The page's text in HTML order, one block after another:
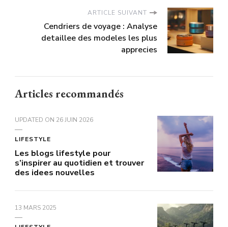
ARTICLE SUIVANT
Cendriers de voyage : Analyse
detaillee des modeles les plus
apprecies
Articles recommandés
UPDATED ON 26 JUIN 2026
LIFESTYLE
Les blogs lifestyle pour
s’inspirer au quotidien et trouver
des idees nouvelles
13 MARS 2025